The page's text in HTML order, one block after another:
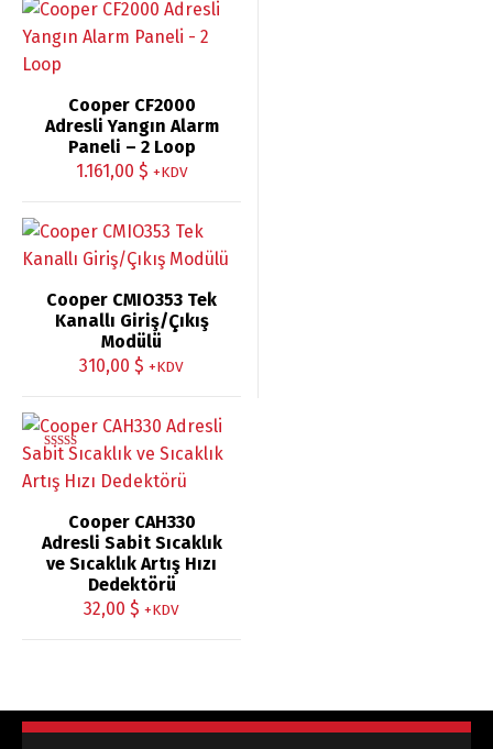
Cooper CF2000
Adresli Yangın Alarm
Paneli – 2 Loop
1.161,00 $ +KDV
Cooper CMIO353 Tek
Kanallı Giriş/Çıkış
Modülü
310,00 $ +KDV
5 üzerinden
oy aldı
Cooper CAH330
Adresli Sabit Sıcaklık
ve Sıcaklık Artış Hızı
Dedektörü
32,00 $ +KDV